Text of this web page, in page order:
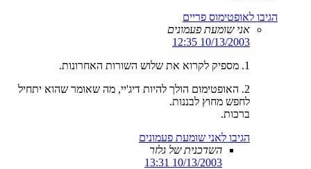
הגיבו לאופטימוס פריים
אני שומעת פעמונים
10/13/2003 12:35
1. מספיק לקרוא את שלוש השורות האחרונות.
2. האופטימום הולך להיות דיג'יי, מה שאומר שהוא יתחיל
לחפש מחוץ לבננות.
ברכות.
הגיבו לאני שומעת פעמונים
השדכנית של גלזר
10/13/2003 13:31